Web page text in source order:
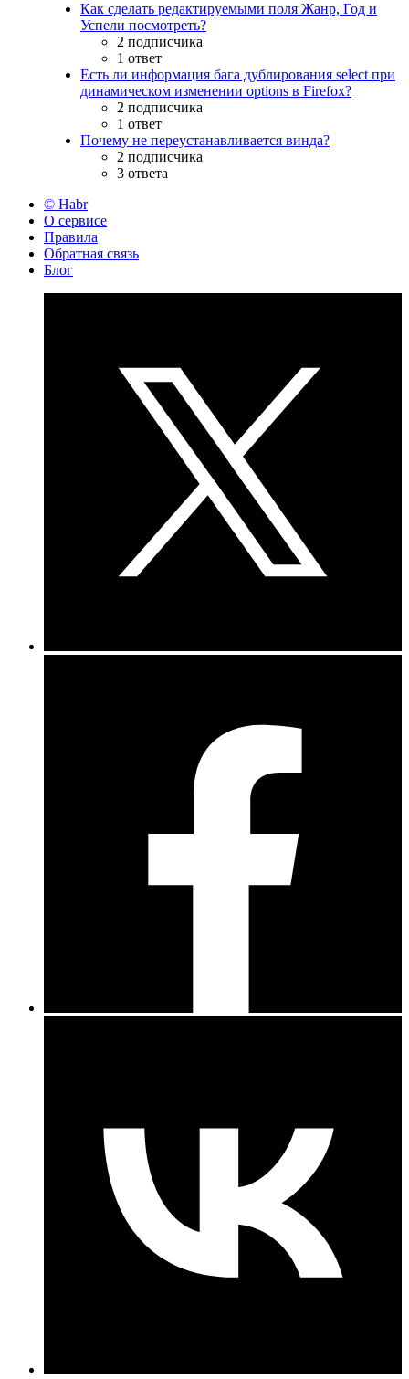
Как сделать редактируемыми поля Жанр, Год и
Успели посмотреть?
2 подписчика
1 ответ
Есть ли информация бага дублирования select при
динамическом изменении options в Firefox?
2 подписчика
1 ответ
Почему не переустанавливается винда?
2 подписчика
3 ответа
© Habr
О сервисе
Правила
Обратная связь
Блог